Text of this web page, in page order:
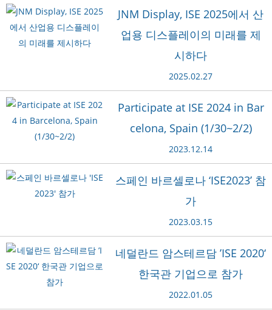
JNM Display, ISE 2025에서 산
업용 디스플레이의 미래를 제
시하다
2025.02.27
Participate at ISE 2024 in Bar
celona, Spain (1/30~2/2)
2023.12.14
스페인 바르셀로나 ‘ISE2023’ 참
가
2023.03.15
네덜란드 암스테르담 ’ISE 2020‘
한국관 기업으로 참가
2022.01.05